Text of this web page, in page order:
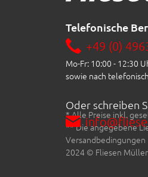
Telefonische
+49 (0)
Mo-Fr: 10:00 - 12:30
sowie nach
Oder schreiben
* Alle Preise inkl.
** Die angegebene
Versandbedingungen
2024 © Fliesen